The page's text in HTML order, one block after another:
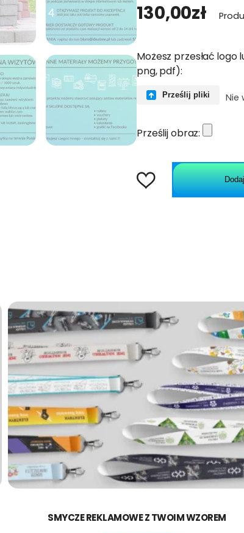
130,00zł
Możesz przesłać logo
png, pdf):
Prześlij pliki Nie
Prześlij obraz:
SMYCZE REKLAMOWE Z TWOIM WZOREM